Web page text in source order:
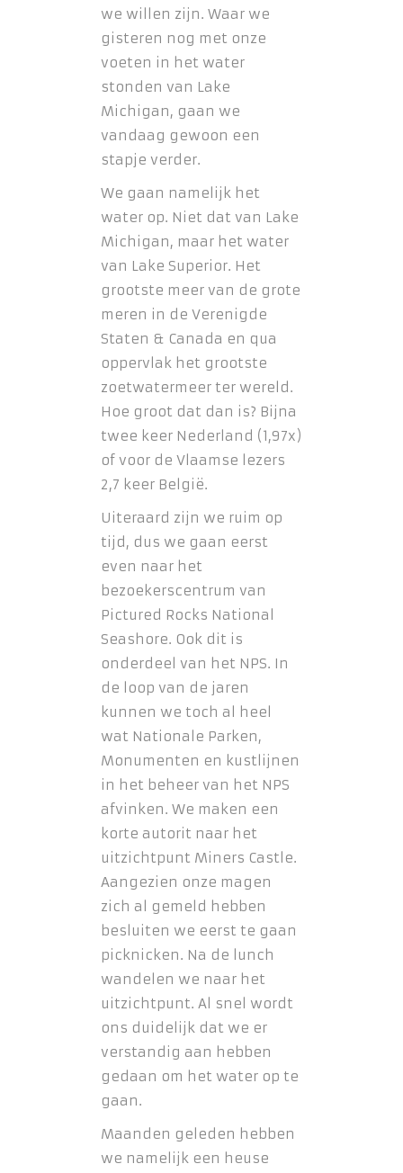
we willen zijn. Waar we
gisteren nog met onze
voeten in het water
stonden van Lake
Michigan, gaan we
vandaag gewoon een
stapje verder.
We gaan namelijk het
water op. Niet dat van Lake
Michigan, maar het water
van Lake Superior. Het
grootste meer van de grote
meren in de Verenigde
Staten & Canada en qua
oppervlak het grootste
zoetwatermeer ter wereld.
Hoe groot dat dan is? Bijna
twee keer Nederland (1,97x)
of voor de Vlaamse lezers
2,7 keer België.
Uiteraard zijn we ruim op
tijd, dus we gaan eerst
even naar het
bezoekerscentrum van
Pictured Rocks National
Seashore. Ook dit is
onderdeel van het NPS. In
de loop van de jaren
kunnen we toch al heel
wat Nationale Parken,
Monumenten en kustlijnen
in het beheer van het NPS
afvinken. We maken een
korte autorit naar het
uitzichtpunt Miners Castle.
Aangezien onze magen
zich al gemeld hebben
besluiten we eerst te gaan
picknicken. Na de lunch
wandelen we naar het
uitzichtpunt. Al snel wordt
ons duidelijk dat we er
verstandig aan hebben
gedaan om het water op te
gaan.
Maanden geleden hebben
we namelijk een heuse